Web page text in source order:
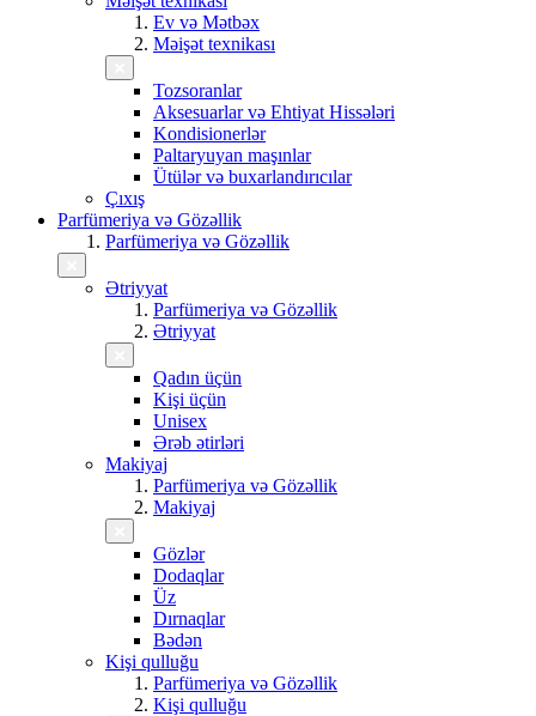
Ev və Mətbəx
Məişət texnikası
Tozsoranlar
Aksesuarlar və Ehtiyat Hissələri
Kondisionerlər
Paltaryuyan maşınlar
Ütülər və buxarlandırıcılar
Çıxış
Parfümeriya və Gözəllik
Parfümeriya və Gözəllik
Ətriyyat
Parfümeriya və Gözəllik
Ətriyyat
Qadın üçün
Kişi üçün
Unisex
Ərəb ətirləri
Makiyaj
Parfümeriya və Gözəllik
Makiyaj
Gözlər
Dodaqlar
Üz
Dırnaqlar
Bədən
Kişi qulluğu
Parfümeriya və Gözəllik
Kişi qulluğu